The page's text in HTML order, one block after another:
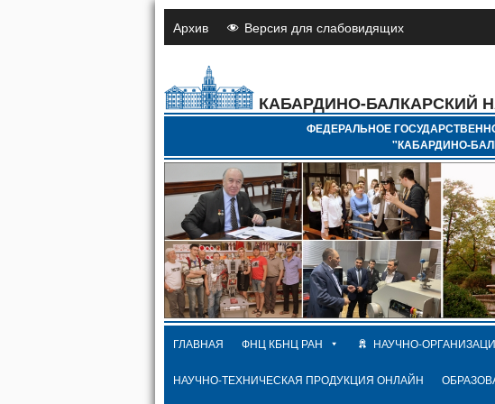
Архив Версия для слабовидящих
КАБАРДИНО-БАЛКАРСКИЙ
ФЕДЕРАЛЬНОЕ
"КАБАРДИНО-
ГЛАВНАЯ ФНЦ КБНЦ РАН НАУЧНО-
НАУЧНО-ТЕХНИЧЕСКАЯ ПРОДУКЦИЯ ОНЛАЙН